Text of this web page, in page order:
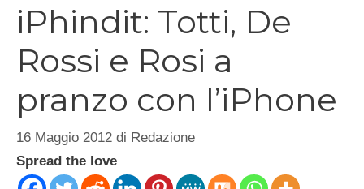
iPhindit: Totti, De
Rossi e Rosi a
pranzo con l’iPhone
16 Maggio 2012 di Redazione
Spread the love